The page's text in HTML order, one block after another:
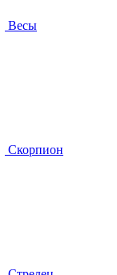
Весы
Скорпион